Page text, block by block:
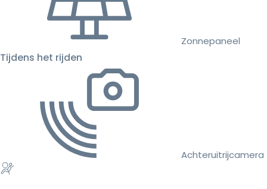
Zonnepaneel
Tijdens het rijden
Achteruitrijcamera